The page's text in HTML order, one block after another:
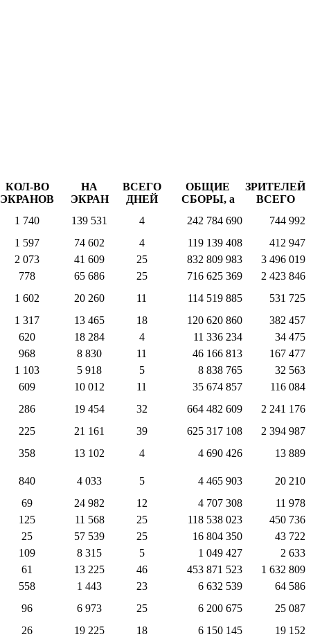
КОЛ-ВО
ЭКРАНОВ
НА
ЭКРАН
ВСЕГО
ДНЕЙ
ОБЩИЕ
СБОРЫ, a
ЗРИТЕЛЕЙ
ВСЕГО
1 740 139 531 4 242 784 690
744 992
1 597 74 602 4 119 139 408
412 947
2 073 41 609 25 832 809 983
3 496 019
778 65 686 25 716 625 369
2 423 846
1 602 20 260 11 114 519 885
531 725
1 317 13 465 18 120 620 860
382 457
620 18 284 4 11 336 234
34 475
968 8 830 11 46 166 813
167 477
1 103 5 918 5 8 838 765
32 563
609 10 012 11 35 674 857
116 084
286 19 454 32 664 482 609
2 241 176
225 21 161 39 625 317 108
2 394 987
358 13 102 4 4 690 426 13 889
840 4 033 5 4 465 903
20 210
69 24 982 12 4 707 308
11 978
125 11 568 25 118 538 023
450 736
25 57 539 25 16 804 350
43 722
109 8 315 5 1 049 427
2 633
61 13 225 46 453 871 523
1 632 809
558 1 443 23 6 632 539
64 586
96 6 973 25 6 200 675
25 087
26 19 225 18 6 150 145
19 152